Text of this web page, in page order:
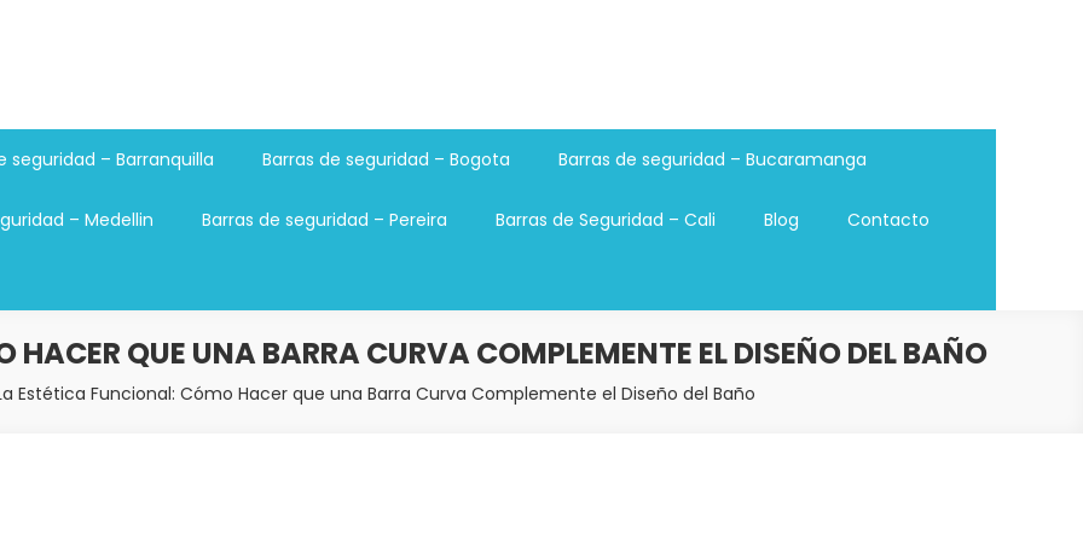
seguridad – Barranquilla Barras de seguridad – Bogota Barras de seguridad – Bucaramanga
– Medellin Barras de seguridad – Pereira Barras de Seguridad – Cali Blog Contacto
QUE UNA BARRA CURVA COMPLEMENTE EL DISEÑO DEL BAÑO
Estética Funcional: Cómo Hacer que una Barra Curva Complemente el Diseño del Baño